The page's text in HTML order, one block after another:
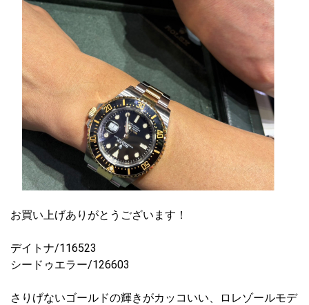
お買い上げありがとうございます！
デイトナ/116523
シードゥエラー/126603
さりげないゴールドの輝きがカッコいい、ロレゾールモデ